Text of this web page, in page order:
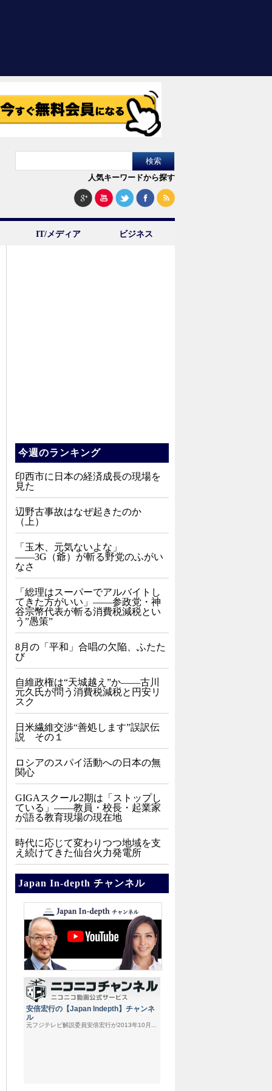
人気キーワードから探す
IT/メディア ビジネス
今週のランキング
印西市に日本の経済成長の現場を
見た
辺野古事故はなぜ起きたのか
（上）
「玉木、元気ないよな」
――3G（爺）が斬る野党のふがい
なさ
「総理はスーパーでアルバイトし
てきた方がいい」――参政党・神
谷宗幣代表が斬る消費税減税とい
う”愚策”
8月の「平和」合唱の欠陥、ふたた
び
自維政権は“天城越え”か――古川
元久氏が問う消費税減税と円安リ
スク
日米繊維交渉“善処します”誤訳伝
説 その１
ロシアのスパイ活動への日本の無
関心
GIGAスクール2期は「ストップし
ている」——教員・校長・起業家
が語る教育現場の現在地
時代に応じて変わりつつ地域を支
え続けてきた仙台火力発電所
Japan In-depth チャンネル